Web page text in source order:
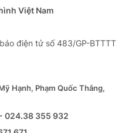
Việt Nam
điện tử số 483/GP-BTTTT
Hạnh, Phạm Quốc Thắng,
024.38 355 932